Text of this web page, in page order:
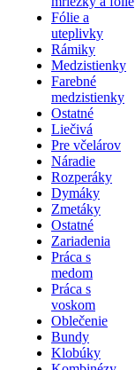
Fólie a
uteplivky
Rámiky
Medzistienky
Farebné
medzistienky
Ostatné
Liečivá
Pre včelárov
Náradie
Rozperáky
Dymáky
Zmetáky
Ostatné
Zariadenia
Práca s
medom
Práca s
voskom
Oblečenie
Bundy
Klobúky